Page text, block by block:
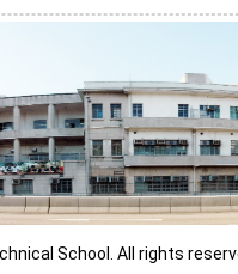
School. All rights